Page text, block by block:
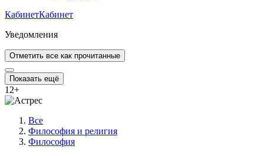
КабинетКабинет
Уведомления
Отметить все как прочитанные
Показать ещё
12+
Все
Философия и религия
Философия